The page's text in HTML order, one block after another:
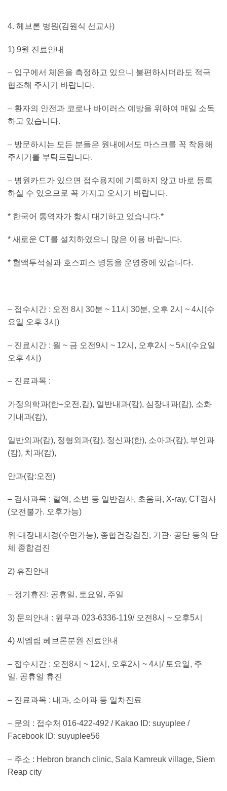
4. 헤브론 병원 (김원식 선교사)
1) 9월 진료안내
– 입구에서 체온을 측정하고 있으니 불편하시더라도 적극
협조해 주시기 바랍니다.
– 환자의 안전과 코로나 바이러스 예방을 위하여 매일 소독
하고 있습니다.
– 방문하시는 모든 분들은 원내에서도 마스크를 꼭 착용해
주시기를 부탁드립니다.
– 병원카드가 있으면 접수용지에 기록하지 않고 바로 등록
하실 수 있으므로 꼭 가지고 오시기 바랍니다.
* 한국어 통역자가 항시 대기하고 있습니다.*
* 새로운 CT를 설치하였으니 많은 이용 바랍니다.
* 혈액투석실과 호스피스 병동을 운영중에 있습니다.
– 접수시간 : 오전 8시 30분 ~ 11시 30분, 오후 2시 ~ 4시 (수
요일 오후 3시 )
– 진료시간 : 월 ~ 금 오전9시 ~ 12시 , 오후2시 ~ 5시 (수요일
오후 4시 )
– 진료과목 :
가정의학과(한–오전 ,캄), 일반내과(캄), 심장내과(캄), 소화
기내과(캄),
일반외과(캄), 정형외과(캄), 정신과(한), 소아과(캄), 부인과
(캄), 치과(캄),
안과(캄:오전)
– 검사과목 : 혈액, 소변 등 일반검사, 초음파, X-ray, CT검사
(오전불가. 오후가능)
위 ·대장내시경(수면가능), 종합건강검진 , 기관· 공단 등의 단
체 종합검진
2) 휴진안내
– 정기휴진 : 공휴일, 토요일, 주일
3) 문의안내 : 원무과 023-6336-119/ 오전8시 ~ 오후5시
4) 씨엠립 헤브론분원 진료안내
– 접수시간 : 오전8시 ~ 12시 , 오후2시 ~ 4시 / 토요일, 주
일, 공휴일 휴진
– 진료과목 : 내과, 소아과 등 일차진료
– 문의 : 접수처 016-422-492 / Kakao ID: suyuplee /
Facebook ID: suyuplee56
– 주소 : Hebron branch clinic, Sala Kamreuk village, Siem
Reap city